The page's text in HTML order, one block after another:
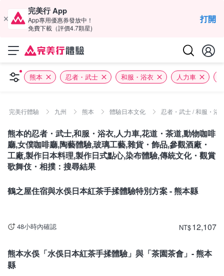
完美行 App
App專用優惠券發放中！
免費下載（評價4.7顆星)
打開
熊本 忍者・武士 和服・浴衣 人力車
完美行體驗 九州 熊本 體驗日本文化 忍者・武士 / 和服・浴
熊本的忍者・武士,和服・浴衣,人力車,花道・茶道,動物咖啡
廳,女僕咖啡廳,陶藝體驗,玻璃工藝,雜貨・飾品,參觀酒廠・
工廠,製作日本料理,製作日式點心,染布體驗,傳統文化・觀賞
歌舞伎・相撲：搜尋結果
熊本
鶴之屋住宿與水俁日本紅茶手揉體驗特別方案 - 熊本縣
48小時內確認 NT$12,107
熊本水俁「水俁日本紅茶手揉體驗」與「茶園茶會」- 熊本
縣